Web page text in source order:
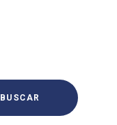
BUSCAR